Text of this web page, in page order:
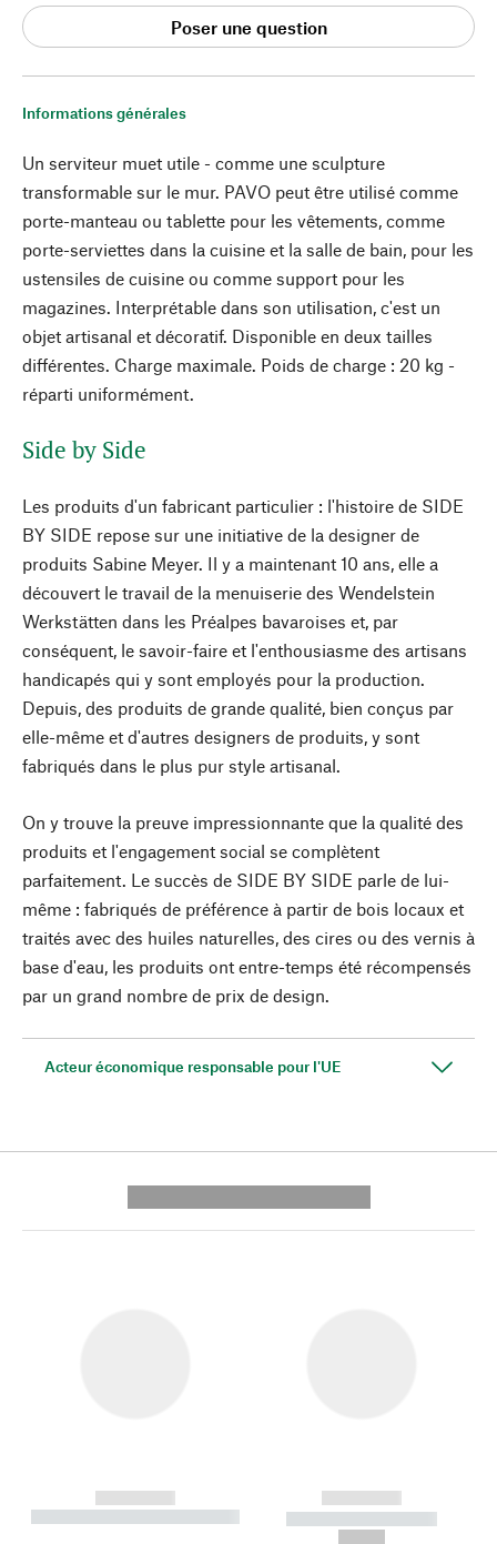
Informations générales
Un serviteur muet utile - comme une sculpture
transformable sur le mur. PAVO peut être utilisé comme
porte-manteau ou tablette pour les vêtements, comme
porte-serviettes dans la cuisine et la salle de bain, pour les
ustensiles de cuisine ou comme support pour les
magazines. Interprétable dans son utilisation, c'est un
objet artisanal et décoratif. Disponible en deux tailles
différentes. Charge maximale. Poids de charge : 20 kg -
réparti uniformément.
Side by Side
Les produits d'un fabricant particulier : l'histoire de SIDE
BY SIDE repose sur une initiative de la designer de
produits Sabine Meyer. Il y a maintenant 10 ans, elle a
découvert le travail de la menuiserie des Wendelstein
Werkstätten dans les Préalpes bavaroises et, par
conséquent, le savoir-faire et l'enthousiasme des artisans
handicapés qui y sont employés pour la production.
Depuis, des produits de grande qualité, bien conçus par
elle-même et d'autres designers de produits, y sont
fabriqués dans le plus pur style artisanal.
On y trouve la preuve impressionnante que la qualité des
produits et l'engagement social se complètent
parfaitement. Le succès de SIDE BY SIDE parle de lui-
même : fabriqués de préférence à partir de bois locaux et
traités avec des huiles naturelles, des cires ou des vernis à
base d'eau, les produits ont entre-temps été récompensés
par un grand nombre de prix de design.
Acteur économique responsable pour l'UE
Poser une question
------------
----------- ----------- --------
------------
----------- -----------